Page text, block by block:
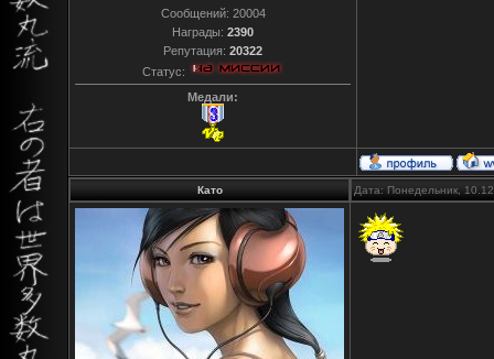
Сообщений: 20004
Награды: 2390
Репутация: 20322
Статус:
Медали:
Като Дата: Понедельник,